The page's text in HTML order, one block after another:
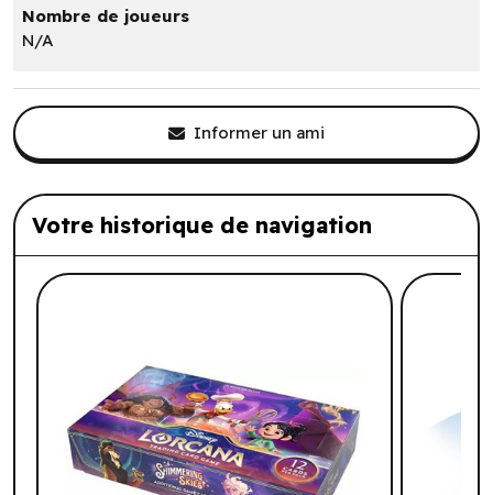
Nombre de joueurs
N/A
Informer un ami
Votre historique de navigation
Liste de produits suggérés: Votre